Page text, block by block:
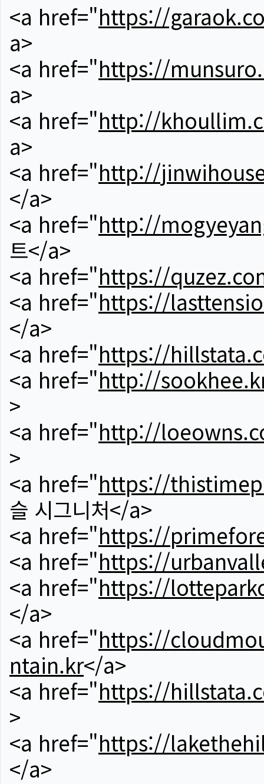
<a href="https://
a>
<a href="https://
a>
<a href="http://
a>
<a href="http://
</a>
<a href="http://
트</a>
<a href="https://
<a href="https://
</a>
<a href="https://
<a href="http://
>
<a href="http://
>
<a href="https://
슬 시그니처</a>
<a href="https://
<a href="https://
<a href="https://
</a>
<a href="https://
ntain.kr</a>
<a href="https://
>
<a href="https://
</a>